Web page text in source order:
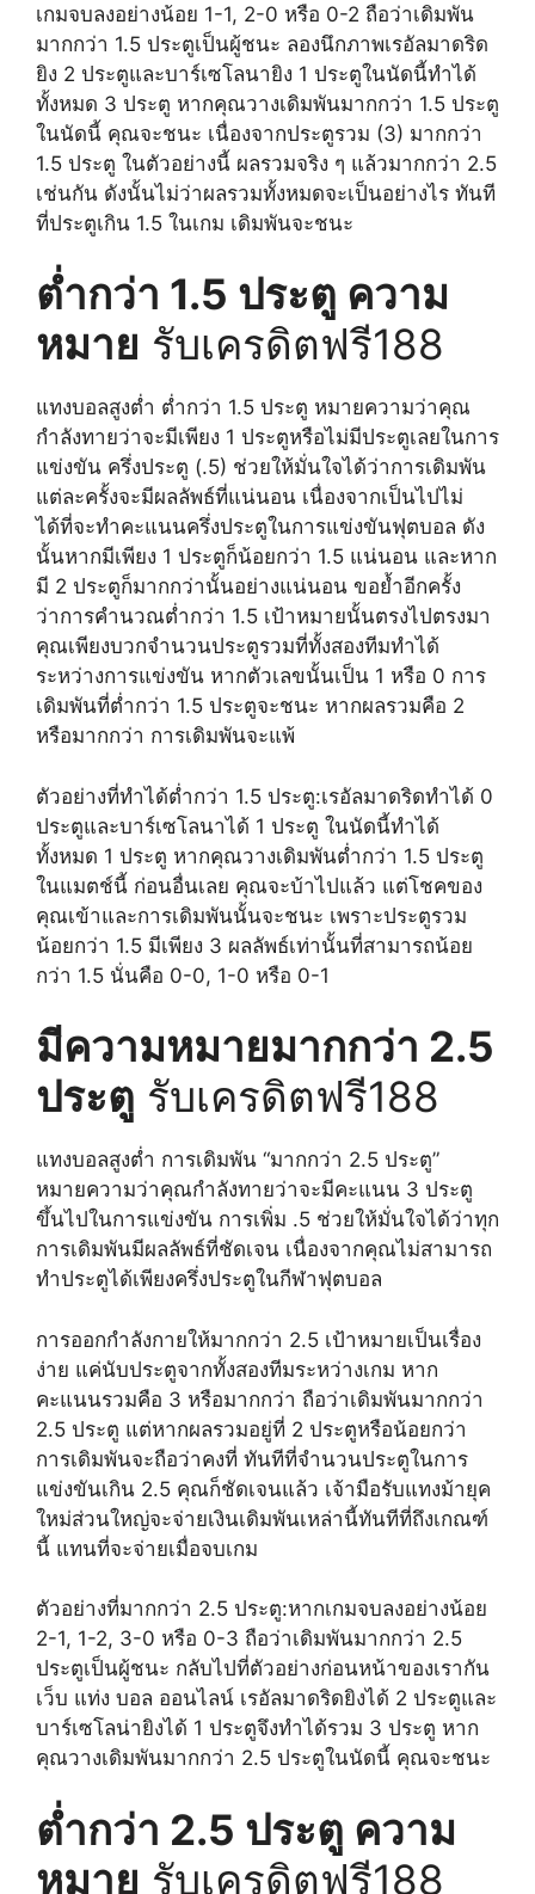
เกมจบลงอย่างน้อย 1-1, 2-0 หรือ 0-2 ถือว่าเดิมพัน
มากกว่า 1.5 ประตูเป็นผู้ชนะ ลองนึกภาพเรอัลมาดริด
ยิง 2 ประตูและบาร์เซโลนายิง 1 ประตูในนัดนี้ทำได้
ทั้งหมด 3 ประตู หากคุณวางเดิมพันมากกว่า 1.5 ประตู
ในนัดนี้ คุณจะชนะ เนื่องจากประตูรวม (3) มากกว่า
1.5 ประตู ในตัวอย่างนี้ ผลรวมจริง ๆ แล้วมากกว่า 2.5
เช่นกัน ดังนั้นไม่ว่าผลรวมทั้งหมดจะเป็นอย่างไร ทันที
ที่ประตูเกิน 1.5 ในเกม เดิมพันจะชนะ
ต่ำกว่า 1.5 ประตู ความ
หมาย รับเครดิตฟรี188
แทงบอลสูงต่ำ ต่ำกว่า 1.5 ประตู หมายความว่าคุณ
กำลังทายว่าจะมีเพียง 1 ประตูหรือไม่มีประตูเลยในการ
แข่งขัน ครึ่งประตู (.5) ช่วยให้มั่นใจได้ว่าการเดิมพัน
แต่ละครั้งจะมีผลลัพธ์ที่แน่นอน เนื่องจากเป็นไปไม่
ได้ที่จะทำคะแนนครึ่งประตูในการแข่งขันฟุตบอล ดัง
นั้นหากมีเพียง 1 ประตูก็น้อยกว่า 1.5 แน่นอน และหาก
มี 2 ประตูก็มากกว่านั้นอย่างแน่นอน ขอย้ำอีกครั้ง
ว่าการคำนวณต่ำกว่า 1.5 เป้าหมายนั้นตรงไปตรงมา
คุณเพียงบวกจำนวนประตูรวมที่ทั้งสองทีมทำได้
ระหว่างการแข่งขัน หากตัวเลขนั้นเป็น 1 หรือ 0 การ
เดิมพันที่ต่ำกว่า 1.5 ประตูจะชนะ หากผลรวมคือ 2
หรือมากกว่า การเดิมพันจะแพ้
ตัวอย่างที่ทำได้ต่ำกว่า 1.5 ประตู:เรอัลมาดริดทำได้ 0
ประตูและบาร์เซโลนาได้ 1 ประตู ในนัดนี้ทำได้
ทั้งหมด 1 ประตู หากคุณวางเดิมพันต่ำกว่า 1.5 ประตู
ในแมตช์นี้ ก่อนอื่นเลย คุณจะบ้าไปแล้ว แต่โชคของ
คุณเข้าและการเดิมพันนั้นจะชนะ เพราะประตูรวม
น้อยกว่า 1.5 มีเพียง 3 ผลลัพธ์เท่านั้นที่สามารถน้อย
กว่า 1.5 นั่นคือ 0-0, 1-0 หรือ 0-1
มีความหมายมากกว่า 2.5
ประตู รับเครดิตฟรี188
แทงบอลสูงต่ำ การเดิมพัน “มากกว่า 2.5 ประตู”
หมายความว่าคุณกำลังทายว่าจะมีคะแนน 3 ประตู
ขึ้นไปในการแข่งขัน การเพิ่ม .5 ช่วยให้มั่นใจได้ว่าทุก
การเดิมพันมีผลลัพธ์ที่ชัดเจน เนื่องจากคุณไม่สามารถ
ทำประตูได้เพียงครึ่งประตูในกีฬาฟุตบอล
การออกกำลังกายให้มากกว่า 2.5 เป้าหมายเป็นเรื่อง
ง่าย แค่นับประตูจากทั้งสองทีมระหว่างเกม หาก
คะแนนรวมคือ 3 หรือมากกว่า ถือว่าเดิมพันมากกว่า
2.5 ประตู แต่หากผลรวมอยู่ที่ 2 ประตูหรือน้อยกว่า
การเดิมพันจะถือว่าคงที่ ทันทีที่จำนวนประตูในการ
แข่งขันเกิน 2.5 คุณก็ชัดเจนแล้ว เจ้ามือรับแทงม้ายุค
ใหม่ส่วนใหญ่จะจ่ายเงินเดิมพันเหล่านี้ทันทีที่ถึงเกณฑ์
นี้ แทนที่จะจ่ายเมื่อจบเกม
ตัวอย่างที่มากกว่า 2.5 ประตู:หากเกมจบลงอย่างน้อย
2-1, 1-2, 3-0 หรือ 0-3 ถือว่าเดิมพันมากกว่า 2.5
ประตูเป็นผู้ชนะ กลับไปที่ตัวอย่างก่อนหน้าของเรากัน
เว็บ แท่ง บอล ออนไลน์ เรอัลมาดริดยิงได้ 2 ประตูและ
บาร์เซโลน่ายิงได้ 1 ประตูจึงทำได้รวม 3 ประตู หาก
คุณวางเดิมพันมากกว่า 2.5 ประตูในนัดนี้ คุณจะชนะ
ต่ำกว่า 2.5 ประตู ความ
หมาย รับเครดิตฟรี188